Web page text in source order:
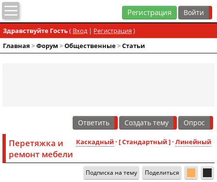
Регистрация
Здравствуйте Гость( Вход| Регистрация )
Главная >Форум >Общественные>Статьи
Ответить Создать тему Опрос
Каскадный· [ Стандартный ] · Линейный
Перетяжка и
ремонт мебели
Подписка на тему Поделиться